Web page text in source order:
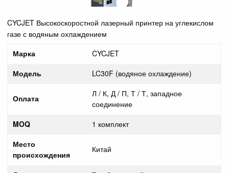
CYCJET Высокоскоростной лазерный принтер на углекислом
газе с водяным охлаждением
Марка
CYCJET
Модель
LC30F (водяное охлаждение)
Оплата
Л / К, Д / П, Т / Т, западное
соединение
MOQ
1 комплект
Место
происхождения
Китай